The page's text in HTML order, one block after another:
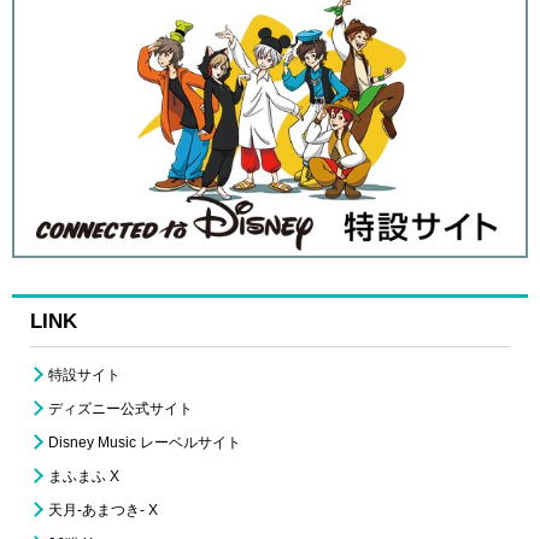
LINK
特設サイト
ディズニー公式サイト
Disney Music レーベルサイト
まふまふ X
天月-あまつき- X